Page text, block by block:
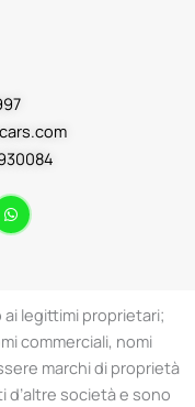
W
h
a
p legittimi proprietari;
commerciali, nomi
marchi di proprietà
società e sono